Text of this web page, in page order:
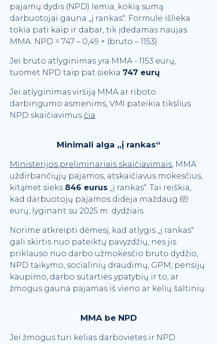
pajamų dydis (NPD) lemia, kokią sumą
darbuotojai gauna „į rankas“. Formulė išlieka
tokia pati kaip ir dabar, tik įdedamas naujas
MMA. NPD = 747 – 0,49 × (bruto – 1153)
Jei bruto atlyginimas yra MMA - 1153 eurų,
tuomet NPD taip pat siekia 747 eurų.
Jei atlyginimas viršiją MMA ar riboto
darbingumo asmenims, VMI pateikia tikslius
NPD skaičiavimus čia.
Minimali alga „į rankas“
Ministerijos preliminariais skaičiavimais, MMA
uždirbančiųjų pajamos, atskaičiavus mokesčius,
kitąmet sieks 846 eurus „į rankas“. Tai reiškia,
kad darbuotojų pajamos didėja maždaug 69
eurų, lyginant su 2025 m. dydžiais.
Norime atkreipti dėmesį, kad atlygis „į rankas“
gali skirtis nuo pateiktų pavyzdžių, nes jis
priklauso nuo darbo užmokesčio bruto dydžio,
NPD taikymo, socialinių draudimų, GPM, pensijų
kaupimo, darbo sutarties ypatybių ir to, ar
žmogus gauna pajamas iš vieno ar kelių šaltinių.
MMA be NPD
Jei žmogus turi kelias darbovietes ir NPD